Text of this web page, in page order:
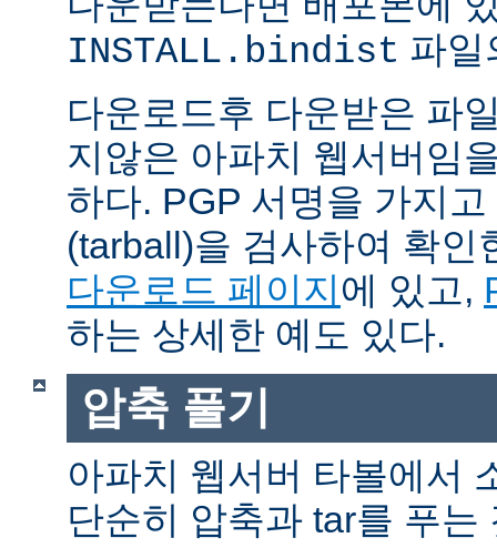
INSTALL.bindist 파일
다운로드후 다운받은 파
지않은 아파치 웹서버임
하다. PGP 서명을 가지
(tarball)을 검사하여 확인
다운로드 페이지 에 있고,
하는 상세한 예도 있다.
압축 풀기
아파치 웹서버 타볼에서
단순히 압축과 tar를 푸는